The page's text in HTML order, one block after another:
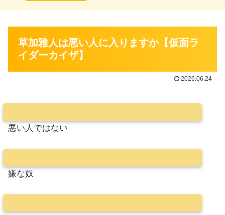
草加雅人は悪い人に入りますか【仮面ラ
イダーカイザ】
2026.06.24
悪い人ではない
嫌な奴